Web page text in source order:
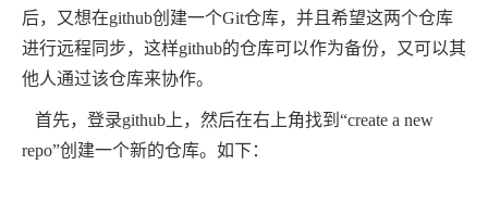
后，又想在github创建一个Git仓库，并且希望这两个仓库
进行远程同步，这样github的仓库可以作为备份，又可以其
他人通过该仓库来协作。
首先，登录github上，然后在右上角找到“create a new
repo”创建一个新的仓库。如下：